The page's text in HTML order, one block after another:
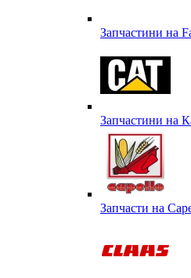
Запчастини на
Запчастини на
Запчасти на